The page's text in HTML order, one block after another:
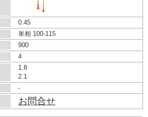
0.45
単相 100-115
900
4
1.8
2.1
-
お問合せ